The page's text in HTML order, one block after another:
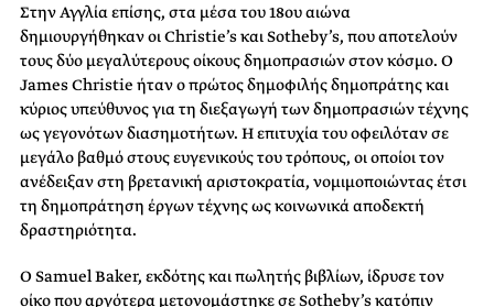
Στην Αγγλία επίσης, στα μέσα του 18ου αιώνα
δημιουργήθηκαν οι Christie’s και Sotheby’s, που αποτελούν
τους δύο μεγαλύτερους οίκους δημοπρασιών στον κόσμο. Ο
James Christie ήταν ο πρώτος δημοφιλής δημοπράτης και
κύριος υπεύθυνος για τη διεξαγωγή των δημοπρασιών τέχνης
ως γεγονότων διασημοτήτων. Η επιτυχία του οφειλόταν σε
μεγάλο βαθμό στους ευγενικούς του τρόπους, οι οποίοι τον
ανέδειξαν στη βρετανική αριστοκρατία, νομιμοποιώντας έτσι
τη δημοπράτηση έργων τέχνης ως κοινωνικά αποδεκτή
δραστηριότητα.
Ο Samuel Baker, εκδότης και πωλητής βιβλίων, ίδρυσε τον
οίκο που αργότερα μετονομάστηκε σε Sotheby’s κατόπιν